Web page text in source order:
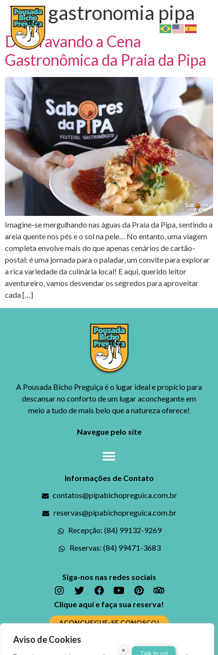
Aviso de Cookies
Tag:gastronomia pipa
Desbravando a Cena
Gastronômica da Praia da Pipa
Imagine-se mergulhando nas águas da Praia da Pipa, sentindo a
areia quente nos pés e o sol na pele… No entanto, uma viagem
completa envolve mais do que apenas cenários de cartão-
postal: é uma jornada para o paladar, um convite para explorar
a rica variedade da culinária local! E aqui, querido leitor
aventureiro, vamos desvendar os segredos para aproveitar
cada […]
A Pousada Bicho Preguiça é o lugar ideal e propício para
descansar no conforto de um lugar aconchegante em
meio a tudo de mais belo que a natureza oferece!
Navegue pelo site
Informações de Contato
contatos@pipabichopreguica.com.br
reservas@pipabichopreguica.com.br
Recepção: (84) 99132-9269
Reservas: (84) 99471-3683
Siga-nos nas redes sociais
Clique aqui e faça sua reserva!
ACONCHEGUE-SE CONOSCO!
Ficou alguma dúvida? Fale conosco
Reserve agora, com o × Talk to us!